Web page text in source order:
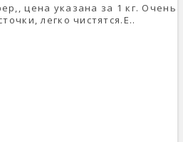
цена указана за 1 кг. Очень
легко чистятся.Е..